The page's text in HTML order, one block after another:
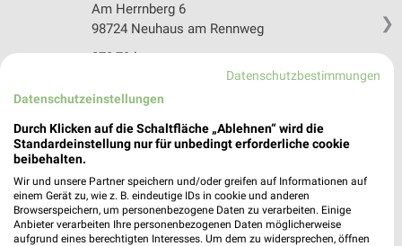
❯
Am Herrnberg 6
98724 Neuhaus am Rennweg
273,79 km
Thüringer Reisen Erfurt
Gottstedter Landstraße 6
99092 Erfurt
Heute geschlossen
241,48 km
Datenschutzbestimmungen
Datenschutzeinstellungen
Durch Klicken auf die Schaltfläche „Ablehnen“ wird die
Standardeinstellung nur für unbedingt erforderliche cookie
beibehalten.
Wir und unsere Partner speichern und/oder greifen auf Informationen auf
einem Gerät zu, wie z. B. eindeutige IDs in cookie und anderen
Browserspeichern, um personenbezogene Daten zu verarbeiten. Einige
Anbieter verarbeiten Ihre personenbezogenen Daten möglicherweise
aufgrund eines berechtigten Interesses. Um dem zu widersprechen, öffnen